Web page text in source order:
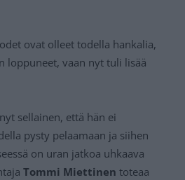
ovat olleet todella hankalia,
loppuneet, vaan nyt tuli lisää
sellainen, että hän ei
pysty pelaamaan ja siihen
on uran jatkoa uhkaava
Tommi Miettinen toteaa